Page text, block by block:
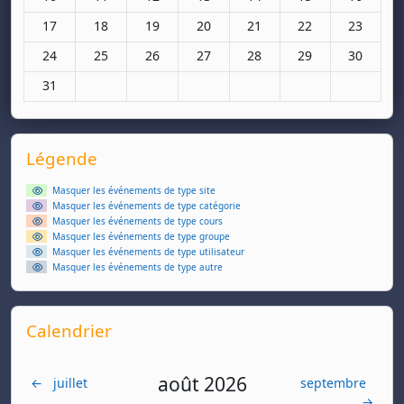
Aucun événement, lundi 17 mars
17 Aucun événement, mardi 18 mars
18 Aucun événement, mercredi 19 mars
19 Aucun événement, jeudi 20 mars
20 Aucun événement,
21 Aucun
22 Aucun
23
Aucun événement, lundi 24 mars
24 Aucun événement, mardi 25 mars
25 Aucun événement, mercredi 26 mars
26 Aucun événement, jeudi 27 mars
27 Aucun événement,
28 Aucun
29 Aucun
30
Aucun événement, lundi 31 mars
31
Supplementary blocks
Passer Légende
Légende
Masquer les événements de type site
Masquer les événements de type catégorie
Masquer les événements de type cours
Masquer les événements de type groupe
Masquer les événements de type utilisateur
Masquer les événements de type autre
Passer Calendrier
Calendrier
← juillet août 2026
septembre